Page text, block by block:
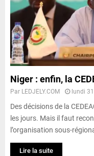
Niger : enfin, la
Par LEDJELY.COM lundi
Des décisions de la
les jours. Mais il faut
l’organisation sous-
Lire la suite